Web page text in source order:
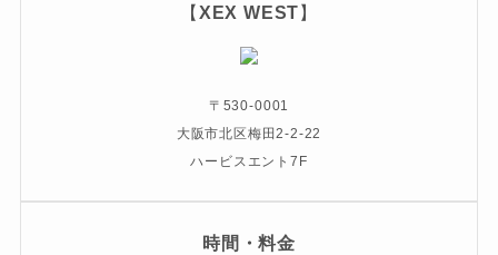
【XEX WEST】
〒530-0001
大阪市北区梅田2-2-22
ハービスエント7F
時間・料金